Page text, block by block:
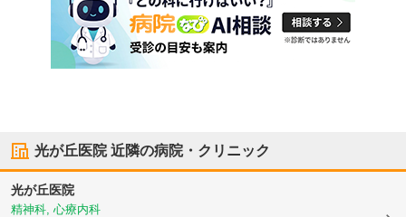
光が丘医院近隣の病院・クリニック
光が丘医院
精神科, 心療内科